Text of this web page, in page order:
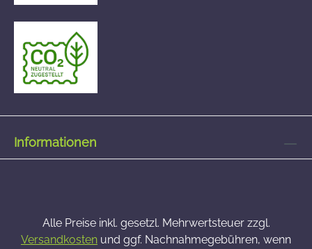
Informationen
Alle Preise inkl. gesetzl. Mehrwertsteuer zzgl.
Versandkosten und ggf. Nachnahmegebühren, wenn